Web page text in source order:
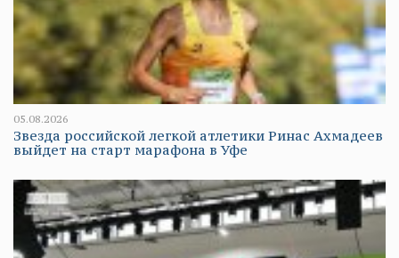
05.08.2026
Звезда российской легкой атлетики Ринас Ахмадеев
выйдет на старт марафона в Уфе